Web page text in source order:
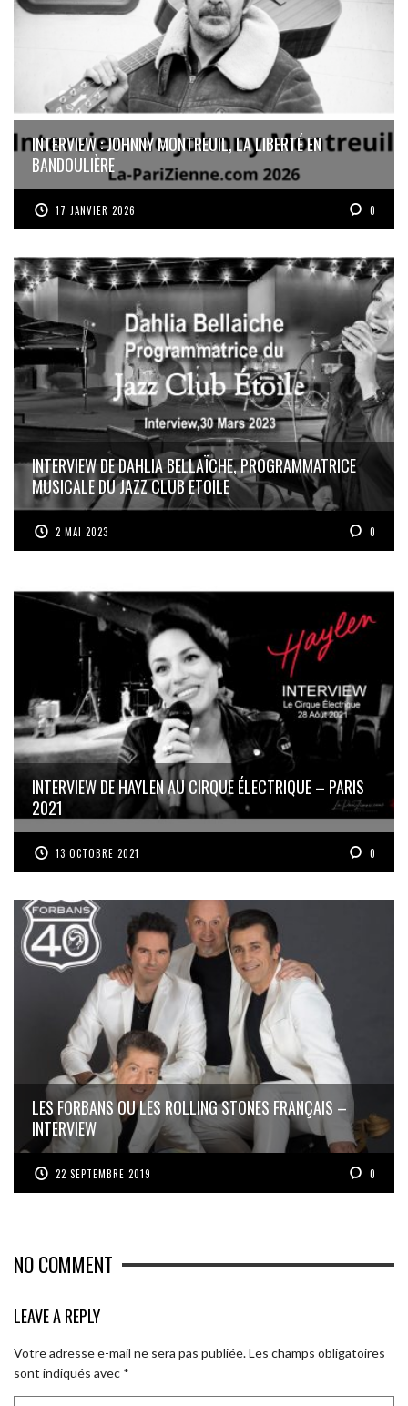
INTERVIEW : JOHNNY MONTREUIL, LA LIBERTÉ EN
BANDOULIÈRE
17 JANVIER 2026 0
INTERVIEW DE DAHLIA BELLAÏCHE, PROGRAMMATRICE
MUSICALE DU JAZZ CLUB ETOILE
2 MAI 2023 0
INTERVIEW DE HAYLEN AU CIRQUE ÉLECTRIQUE – PARIS
2021
13 OCTOBRE 2021 0
LES FORBANS OU LES ROLLING STONES FRANÇAIS –
INTERVIEW
22 SEPTEMBRE 2019 0
NO COMMENT
LEAVE A REPLY
Votre adresse e-mail ne sera pas publiée.Les champs obligatoires
sont indiqués avec *